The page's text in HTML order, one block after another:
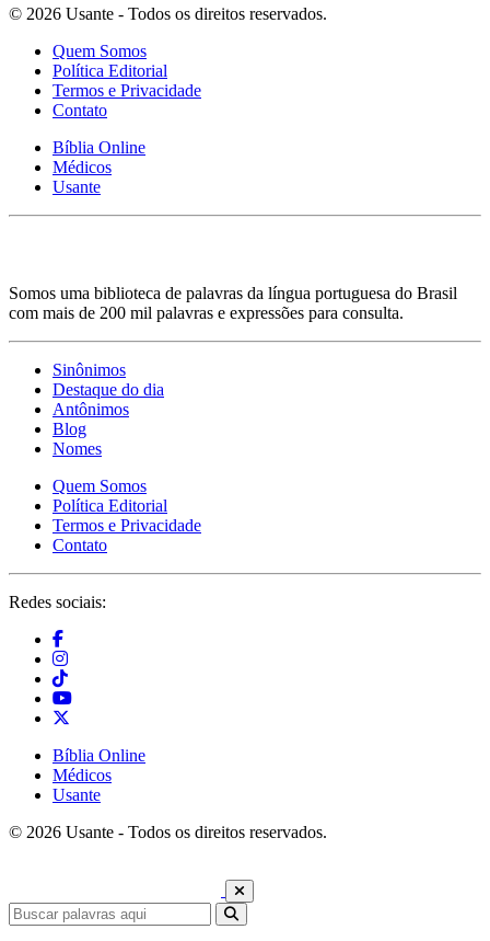
© 2026 Usante - Todos os direitos reservados.
Quem Somos
Política Editorial
Termos e Privacidade
Contato
Bíblia Online
Médicos
Usante
Somos uma biblioteca de palavras da língua portuguesa do Brasil
com mais de 200 mil palavras e expressões para consulta.
Sinônimos
Destaque do dia
Antônimos
Blog
Nomes
Quem Somos
Política Editorial
Termos e Privacidade
Contato
Redes sociais:
Bíblia Online
Médicos
Usante
© 2026 Usante - Todos os direitos reservados.